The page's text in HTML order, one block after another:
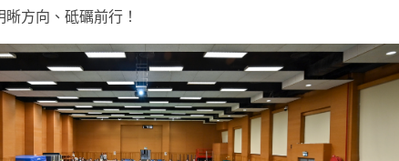
方向、砥礪前行！